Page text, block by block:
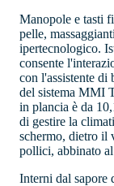
Manopole e tasti
pelle,
ipertecnologico.
consente
con l'assistente di
del sistema MMI
in plancia è da
di gestire la
schermo, dietro il
pollici, abbinato
Interni dal sapore